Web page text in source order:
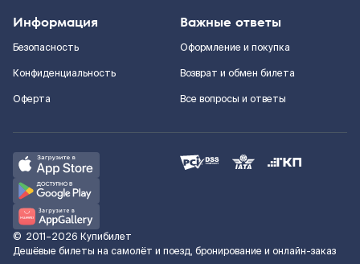
Информация
Безопасность
Конфиденциальность
Оферта
Важные ответы
Оформление и покупка
Возврат и обмен билета
Все вопросы и ответы
© 2011–2026 Купибилет
Дешёвые билеты на самолёт и поезд, бронирование и онлайн-заказ